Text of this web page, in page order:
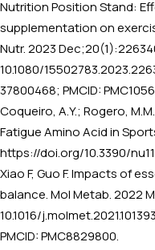
Nutrition Position Stand:
supplementation on
Nutr. 2023
10.1080/
37800468; PMCID:
Coqueiro, A.Y.; Rogero,
Fatigue Amino Acid in
https://doi.org/10.3390/
Xiao F, Guo F. Impacts of
balance. Mol Metab. 2022
10.1016/
PMCID: PMC8829800.